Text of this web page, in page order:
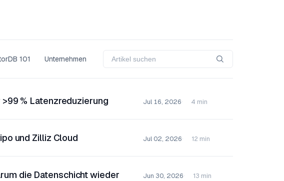
101 Unternehmen
% Latenzreduzierung Jul 16, 2026 4 min
und Zilliz Cloud Jul 02, 2026 12 min
die Datenschicht wieder
Jun 30, 2026 13 min